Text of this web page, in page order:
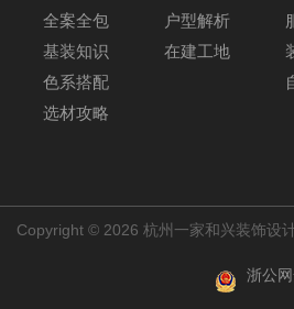
全案全包
基装知识
色系搭配
选材攻略
户型解析
在建工地
Copyright © 2026 杭州一家和兴装饰设
浙公